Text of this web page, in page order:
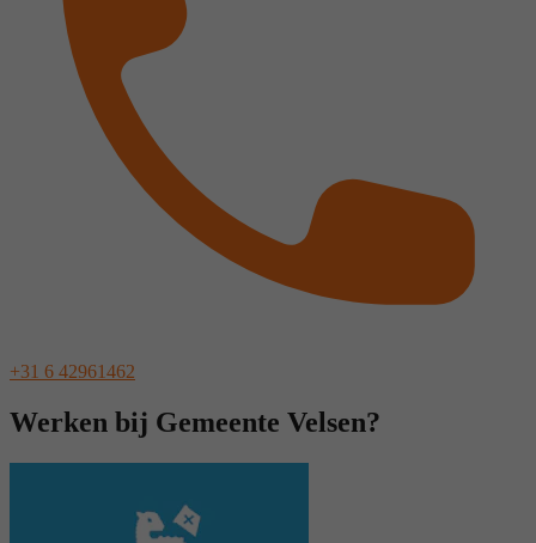
+31 6 42961462
Werken bij Gemeente Velsen?